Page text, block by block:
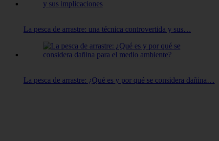
La pesca de arrastre: una técnica controvertida y sus…
La pesca de arrastre: ¿Qué es y por qué se considera dañina…